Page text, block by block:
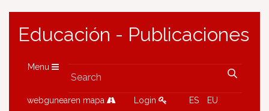
Educación - Publicaciones
Menu
webgunearen mapa Login ES EU